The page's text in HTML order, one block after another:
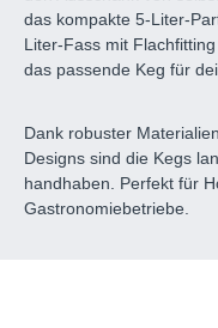
das kompakte 5-Liter-
Liter-Fass mit
das passende Keg für
Dank robuster
Designs sind die Kegs
handhaben. Perfekt für
Gastronomiebetriebe.